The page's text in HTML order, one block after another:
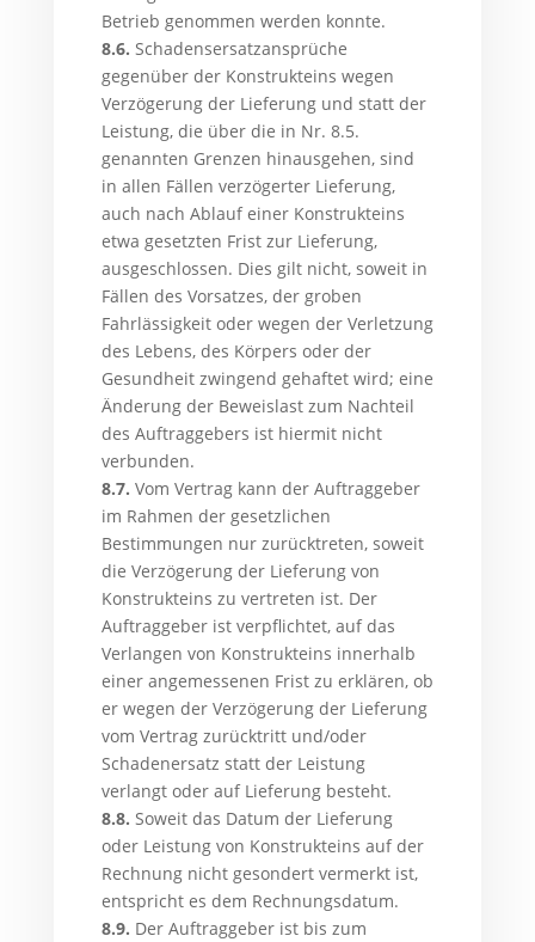
Betrieb genommen werden konnte.
8.6. Schadensersatzansprüche
gegenüber der Konstrukteins wegen
Verzögerung der Lieferung und statt der
Leistung, die über die in Nr. 8.5.
genannten Grenzen hinausgehen, sind
in allen Fällen verzögerter Lieferung,
auch nach Ablauf einer Konstrukteins
etwa gesetzten Frist zur Lieferung,
ausgeschlossen. Dies gilt nicht, soweit in
Fällen des Vorsatzes, der groben
Fahrlässigkeit oder wegen der Verletzung
des Lebens, des Körpers oder der
Gesundheit zwingend gehaftet wird; eine
Änderung der Beweislast zum Nachteil
des Auftraggebers ist hiermit nicht
verbunden.
8.7. Vom Vertrag kann der Auftraggeber
im Rahmen der gesetzlichen
Bestimmungen nur zurücktreten, soweit
die Verzögerung der Lieferung von
Konstrukteins zu vertreten ist. Der
Auftraggeber ist verpflichtet, auf das
Verlangen von Konstrukteins innerhalb
einer angemessenen Frist zu erklären, ob
er wegen der Verzögerung der Lieferung
vom Vertrag zurücktritt und/oder
Schadenersatz statt der Leistung
verlangt oder auf Lieferung besteht.
8.8. Soweit das Datum der Lieferung
oder Leistung von Konstrukteins auf der
Rechnung nicht gesondert vermerkt ist,
entspricht es dem Rechnungsdatum.
8.9. Der Auftraggeber ist bis zum